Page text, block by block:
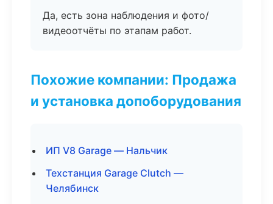
Да, есть зона наблюдения и фото/
видеоотчёты по этапам работ.
Похожие компании: Продажа
и установка допоборудования
ИП V8 Garage — Нальчик
Техстанция Garage Clutch —
Челябинск